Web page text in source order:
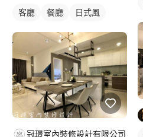
客廳 餐廳 日式風
冠璟室內裝修設計有限公司